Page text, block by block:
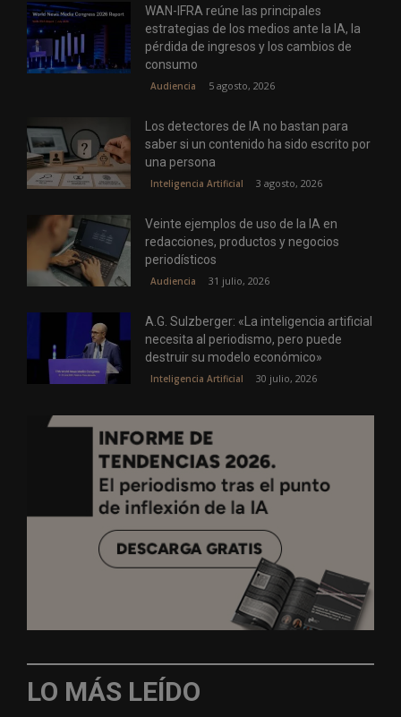
WAN-IFRA reúne las principales
estrategias de los medios ante la IA, la
pérdida de ingresos y los cambios de
consumo
Audiencia 5 agosto, 2026
Los detectores de IA no bastan para
saber si un contenido ha sido escrito por
una persona
Inteligencia Artificial 3 agosto, 2026
Veinte ejemplos de uso de la IA en
redacciones, productos y negocios
periodísticos
Audiencia 31 julio, 2026
A.G. Sulzberger: «La inteligencia artificial
necesita al periodismo, pero puede
destruir su modelo económico»
Inteligencia Artificial 30 julio, 2026
LO MÁS LEÍDO